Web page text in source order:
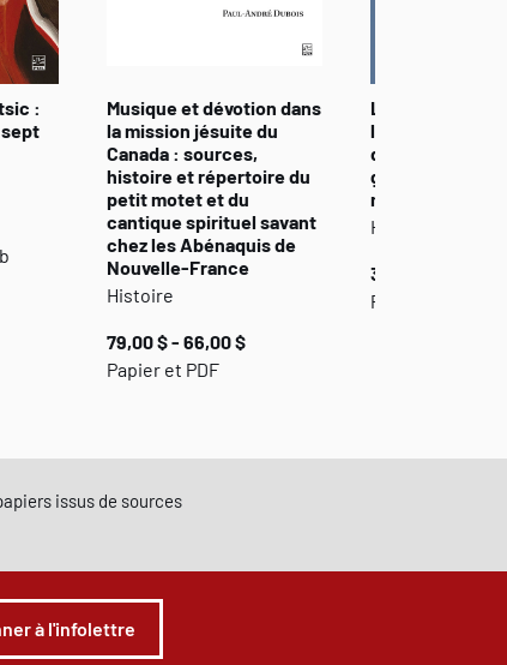
:
Musique et dévotion dans
la mission jésuite du
Canada : sources,
histoire et répertoire du
petit motet et du
cantique spirituel savant
chez les Abénaquis de
Nouvelle-France
Histoire
79,00 $ - 66,00 $
Papier et PDF
La
l’Atlantique. La
de l’histoire
grecques aux
modernes
Histoire
35,00 $ - 29,00
Papier et PDF
issus de sources
à l'infolettre